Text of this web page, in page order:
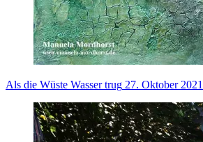
Als die Wüste Wasser trug 27. Oktober 2021